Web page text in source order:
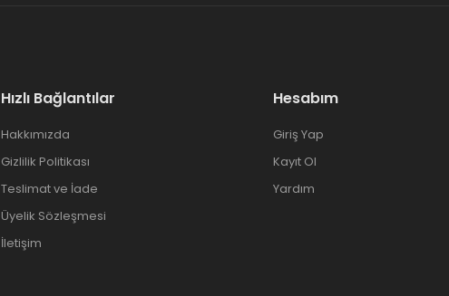
Hızlı Bağlantılar
Hakkımızda
Gizlilik Politikası
Teslimat ve İade
Üyelik Sözleşmesi
İletişim
Hesabım
Giriş Yap
Kayıt Ol
Yardım